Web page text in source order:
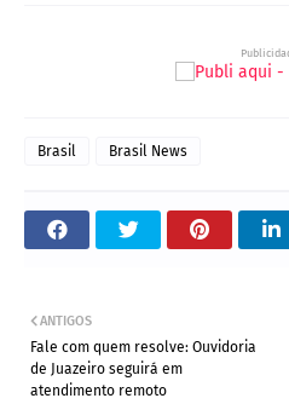
Brasil Brasil News
ANTIGOS
Fale com quem resolve: Ouvidoria
de Juazeiro seguirá em
atendimento remoto